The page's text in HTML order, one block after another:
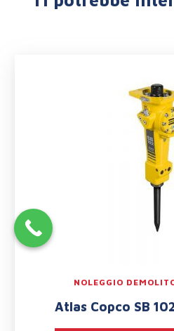
NOLEGGIO
Atlas Copco SB